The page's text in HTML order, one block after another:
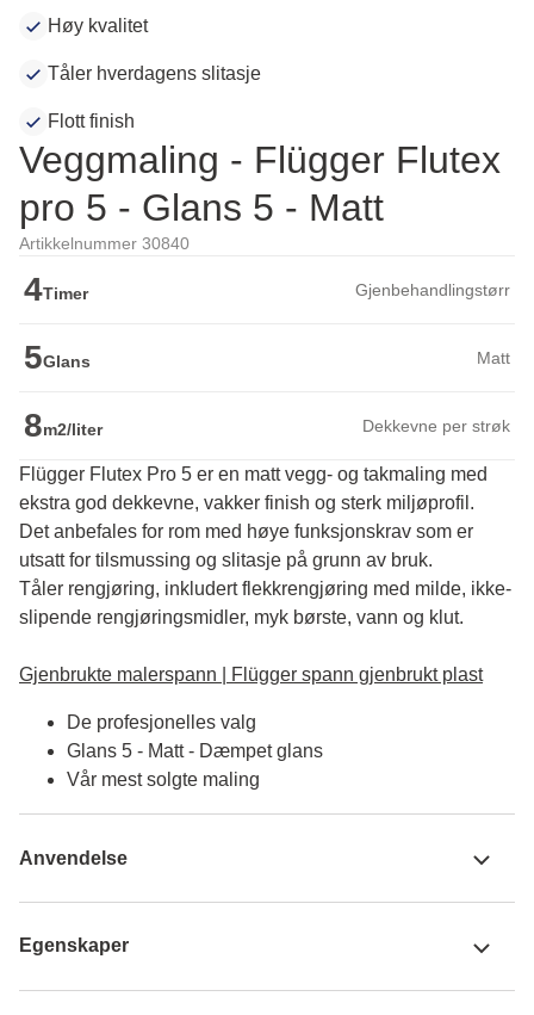
Høy kvalitet
Tåler hverdagens slitasje
Flott finish
Veggmaling - Flügger Flutex
pro 5 - Glans 5 - Matt
Artikkelnummer 30840
4Timer Gjenbehandlingstørr
5Glans Matt
8m2/liter Dekkevne per strøk
Flügger Flutex Pro 5 er en matt vegg- og takmaling med
ekstra god dekkevne, vakker finish og sterk miljøprofil.
Det anbefales for rom med høye funksjonskrav som er
utsatt for tilsmussing og slitasje på grunn av bruk.
Tåler rengjøring, inkludert flekkrengjøring med milde, ikke-
slipende rengjøringsmidler, myk børste, vann og klut.
Gjenbrukte malerspann | Flügger spann gjenbrukt plast
De profesjonelles valg
Glans 5 - Matt - Dæmpet glans
Vår mest solgte maling
Anvendelse
Egenskaper